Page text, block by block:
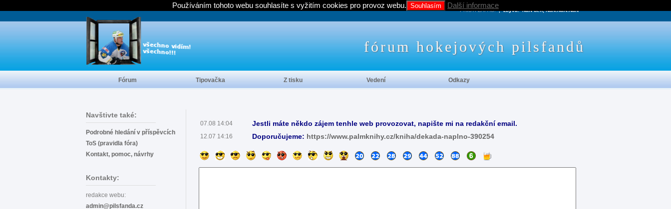
Navštivte také:
Podrobné hledání v příspěvcích
ToS (pravidla fóra)
Kontakt, pomoc, návrhy
Kontakty:
redakce webu:
admin@pilsfanda.cz
07.08 14:04 Jestli máte někdo zájem tenhle web provozovat, napište mi na redakční email.
12.07 14:16 Doporučujeme: https://www.palmknihy.cz/kniha/dekada-naplno-390254
PRÍŠTÍ ZÁPAS:, zbývá:NaN den, NaN:NaN:NaN
fórum hokejových pilsfandů
Fórum Tipovačka Z tisku Vedení Odkazy
Používáním tohoto webu souhlasíte s vyžitím cookies pro provoz webu. Souhlasím Další informace